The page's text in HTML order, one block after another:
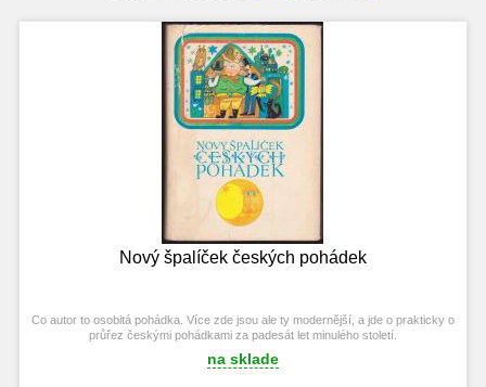
Nový špalíček českých pohádek
Co autor to osobitá pohádka. Více zde jsou ale ty modernější, a jde o prakticky o
průřez českými pohádkami za padesát let minulého století.
na sklade